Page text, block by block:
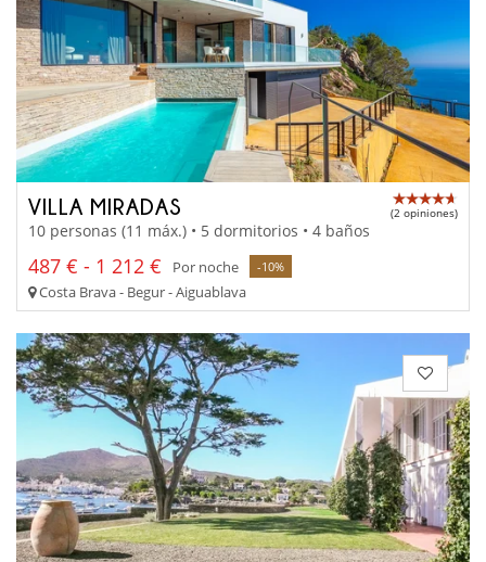
VILLA MIRADAS (2 opiniones)
10 personas (11 máx.) • 5 dormitorios • 4 baños
487 € - 1 212 € Por noche -10%
Costa Brava - Begur - Aiguablava